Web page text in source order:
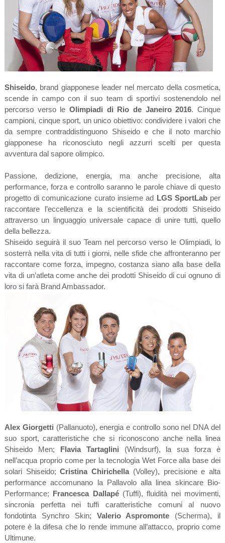
Shiseido, brand giapponese leader nel mercato della cosmetica,
scende in campo con il suo team di sportivi sostenendolo nel
percorso verso le Olimpiadi di Rio de Janeiro 2016. Cinque
campioni, cinque sport, un unico obiettivo: condividere i valori che
da sempre contraddistinguono Shiseido e che il noto marchio
giapponese ha riconosciuto negli azzurri scelti per questa
avventura dal sapore olimpico.
Passione, dedizione, energia, ma anche precisione, alta
performance, forza e controllo saranno le parole chiave di questo
progetto di comunicazione curato insieme ad LGS SportLabper
raccontare l’eccellenza e la scientificità dei prodotti Shiseido
attraverso un linguaggio universale capace di unire tutti, quello
della bellezza.
Shiseido seguirà il suo Team nel percorso verso le Olimpiadi, lo
sosterrà nella vita di tutti i giorni, nelle sfide che affronteranno per
raccontare come forza, impegno, costanza siano alla base della
vita di un’atleta come anche dei prodotti Shiseido di cui ognuno di
loro si farà Brand Ambassador.
Alex Giorgetti (Pallanuoto), energia e controllo sono nel DNA del
suo sport, caratteristiche che si riconoscono anche nella linea
Shiseido Men; Flavia Tartaglini (Windsurf), la sua forza è
nell’acqua proprio come per la tecnologia Wet Force alla base dei
solari Shiseido;Cristina Chirichella(Volley), precisione e alta
performance accomunano la Pallavolo alla linea skincare Bio-
Performance; Francesca Dallapé(Tuffi), fluidità nei movimenti,
sincronia perfetta nei tuffi caratteristiche comuni al nuovo
fondotinta Synchro Skin; Valerio Aspromonte (Scherma), il
potere è la difesa che lo rende immune all’attacco, proprio come
Ultimune.